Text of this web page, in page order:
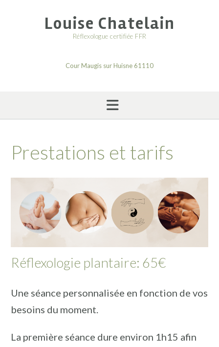
Louise Chatelain
Réflexologue certifiée FFR
Cour Maugis sur Huisne 61110
Prestations et tarifs
Réflexologie plantaire: 65€
Une séance personnalisée en fonction de vos
besoins du moment.
La première séance dure environ 1h15 afin